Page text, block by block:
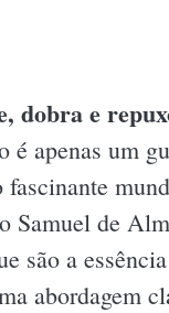
dobra e
é apenas um
Samuel de
são a
abordagem